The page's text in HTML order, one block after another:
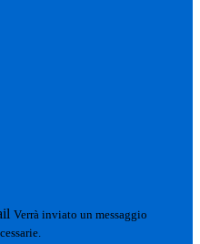
Verrà inviato un messaggio